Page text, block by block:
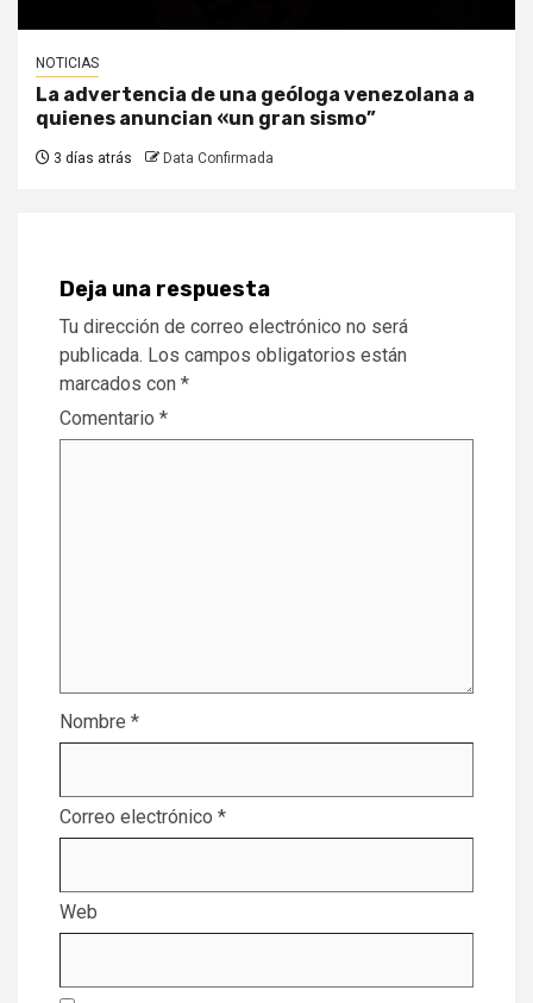
NOTICIAS
La advertencia de una geóloga venezolana a
quienes anuncian «un gran sismo”
3 días atrás Data Confirmada
Deja una respuesta
Tu dirección de correo electrónico no será
publicada. Los campos obligatorios están
marcados con *
Comentario *
Nombre *
Correo electrónico *
Web